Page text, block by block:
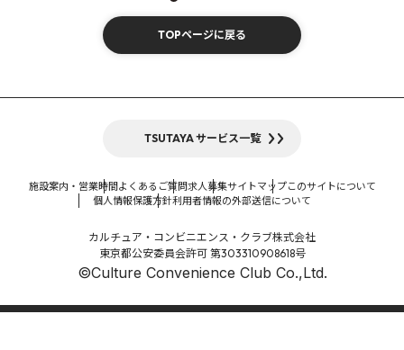
TOPページに戻る
TSUTAYA サービス一覧
施設案内・営業時間よくあるご質問求人募集サイトマップこのサイトについて
個人情報保護方針利用者情報の外部送信について
カルチュア・コンビニエンス・クラブ株式会社
東京都公安委員会許可 第303310908618号
©Culture Convenience Club Co.,Ltd.